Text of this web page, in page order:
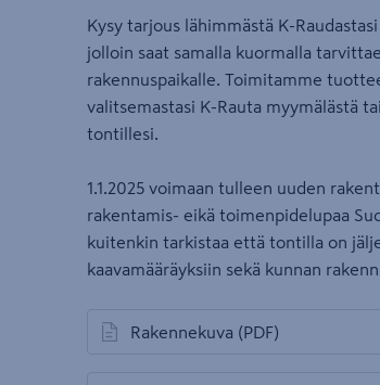
Kysy tarjous lähimmästä K-
jolloin saat samalla kuormalla
rakennuspaikalle. Toimitamme
valitsemastasi K-Rauta myymälästä
tontillesi.
1.1.2025 voimaan tulleen uuden
rakentamis- eikä toimenpidelupaa
kuitenkin tarkistaa että tontilla on
kaavamääräyksiin sekä kunnan
Rakennekuva (PDF)
avautuu uuteen välilehteen